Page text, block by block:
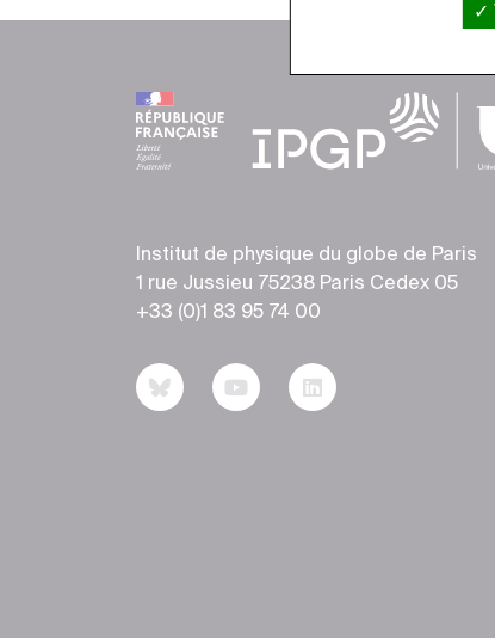
Institut de physique du globe de Paris
1 rue Jussieu 75238 Paris Cedex 05
+33 (0)1 83 95 74 00